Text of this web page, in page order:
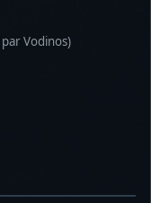
Vodinos)